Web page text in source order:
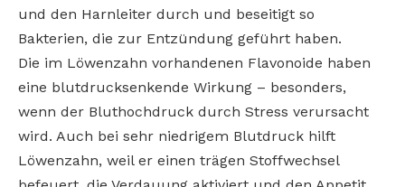
und den Harnleiter durch und beseitigt so
Bakterien, die zur Entzündung geführt haben.
Die im Löwenzahn vorhandenen Flavonoide haben
eine blutdrucksenkende Wirkung – besonders,
wenn der Bluthochdruck durch Stress verursacht
wird. Auch bei sehr niedrigem Blutdruck hilft
Löwenzahn, weil er einen trägen Stoffwechsel